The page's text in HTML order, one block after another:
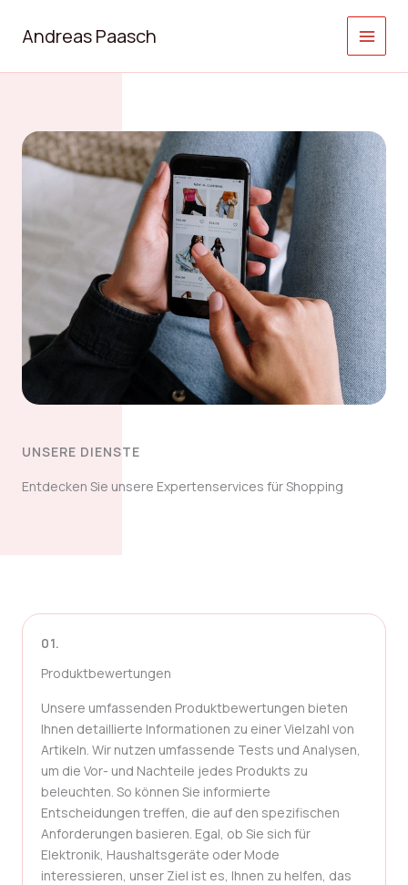
InhaltAndreas Paasch
UNSERE DIENSTE
Entdecken Sie unsere Expertenservices für Shopping
01.
Produktbewertungen
Unsere umfassenden Produktbewertungen bieten
Ihnen detaillierte Informationen zu einer Vielzahl von
Artikeln. Wir nutzen umfassende Tests und Analysen,
um die Vor- und Nachteile jedes Produkts zu
beleuchten. So können Sie informierte
Entscheidungen treffen, die auf den spezifischen
Anforderungen basieren. Egal, ob Sie sich für
Elektronik, Haushaltsgeräte oder Mode
interessieren, unser Ziel ist es, Ihnen zu helfen, das